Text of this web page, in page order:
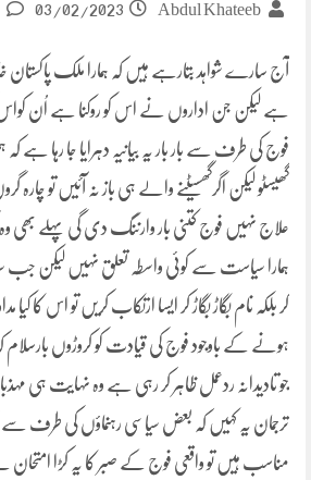
Abdul Khateeb
03/02/2023
آج سارے شواہد بتارہے ہیں کہ ہمارا ملک پاکستان
ہے لیکن جن اداروں نے اس کو روکنا ہے اُن
فوج کی طرف سے بار بار یہ بیانیہ دہرایا جا رہا
گھیسٹو لیکن اگرگھسیٹنے والے ہی باز نہ آئیں تو
علاج نہیں فوج کتنی بار وارننگ دی گی پہلے بھی وہ
ہمارا سیاست سے کوئی واسطہ تعلق نہیں لیکن جب
کر بلکہ نام بگاڑ بگاڑ کر ایسا ارتکاب کریں تو اس کا کیا
ہونے کے باوجود فوج کی قیادت کو کروڑوں بارسلام
جو تادیدانہ ردعمل ظاہر کر رہی ہے وہ نہایت ہی
ترجمان یہ کہیں کہ بعض سیاسی رہنماؤں کی طرف سے
مناسب ہیں تو واقعی فوج کے صبر کا یہ کڑا